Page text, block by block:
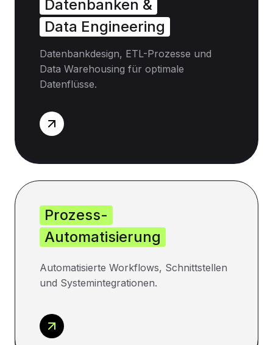
Datenbanken &
Data Engineering
Datenbankdesign, ETL-Prozesse und
Data Warehousing für optimale
Datenflüsse.
Prozess-
Automatisierung
Automatisierte Workflows, Schnittstellen
und Systemintegrationen.